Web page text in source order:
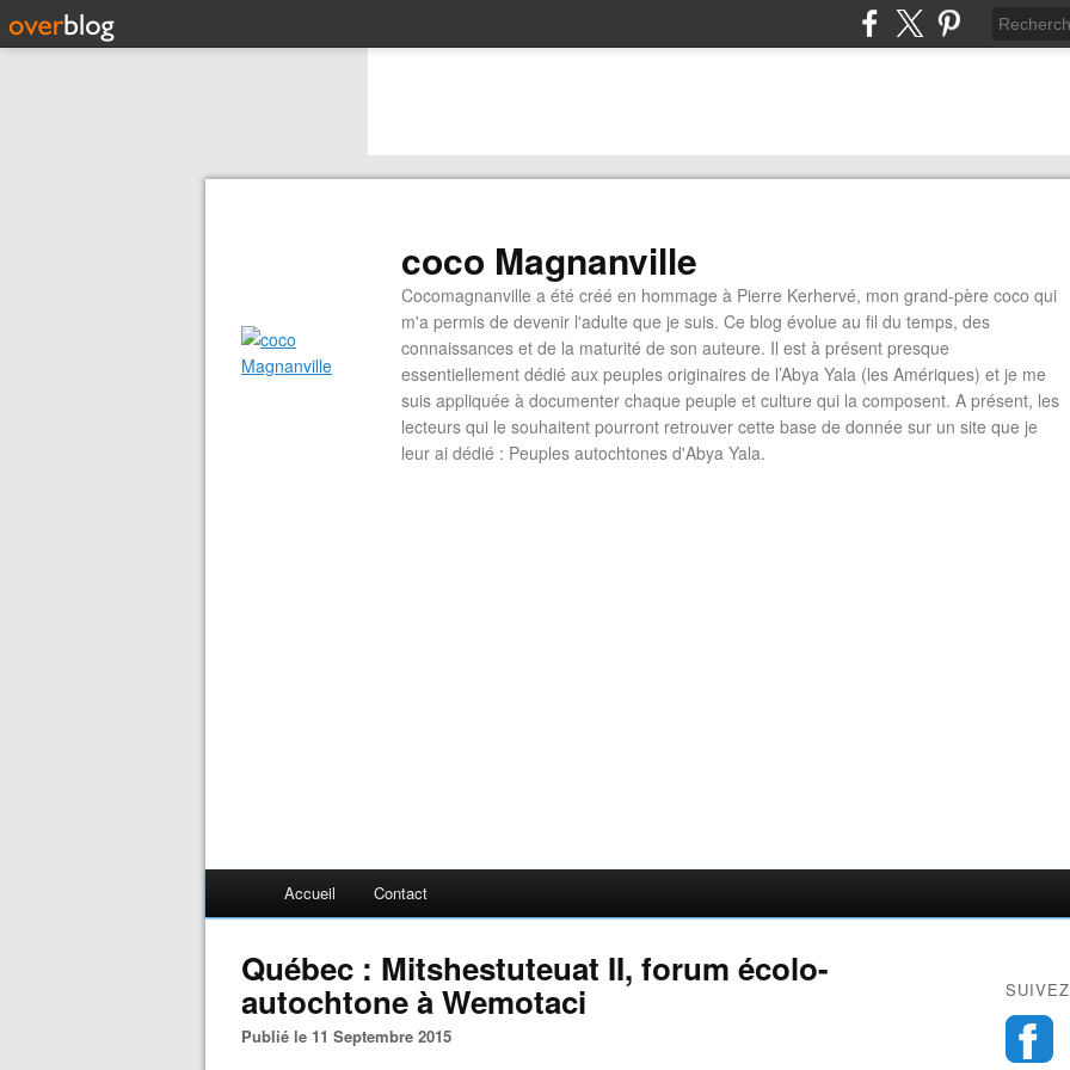
coco Magnanville
Cocomagnanville a été créé en hommage à Pierre Kerhervé, mon grand-père coco qui
m'a permis de devenir l'adulte que je suis. Ce blog évolue au fil du temps, des
connaissances et de la maturité de son auteure. Il est à présent presque
essentiellement dédié aux peuples originaires de l’Abya Yala (les Amériques) et je me
suis appliquée à documenter chaque peuple et culture qui la composent. A présent, les
lecteurs qui le souhaitent pourront retrouver cette base de donnée sur un site que je
leur ai dédié : Peuples autochtones d'Abya Yala.
Accueil Contact
Québec : Mitshestuteuat II, forum écolo-
autochtone à Wemotaci
Publié le 11 Septembre 2015